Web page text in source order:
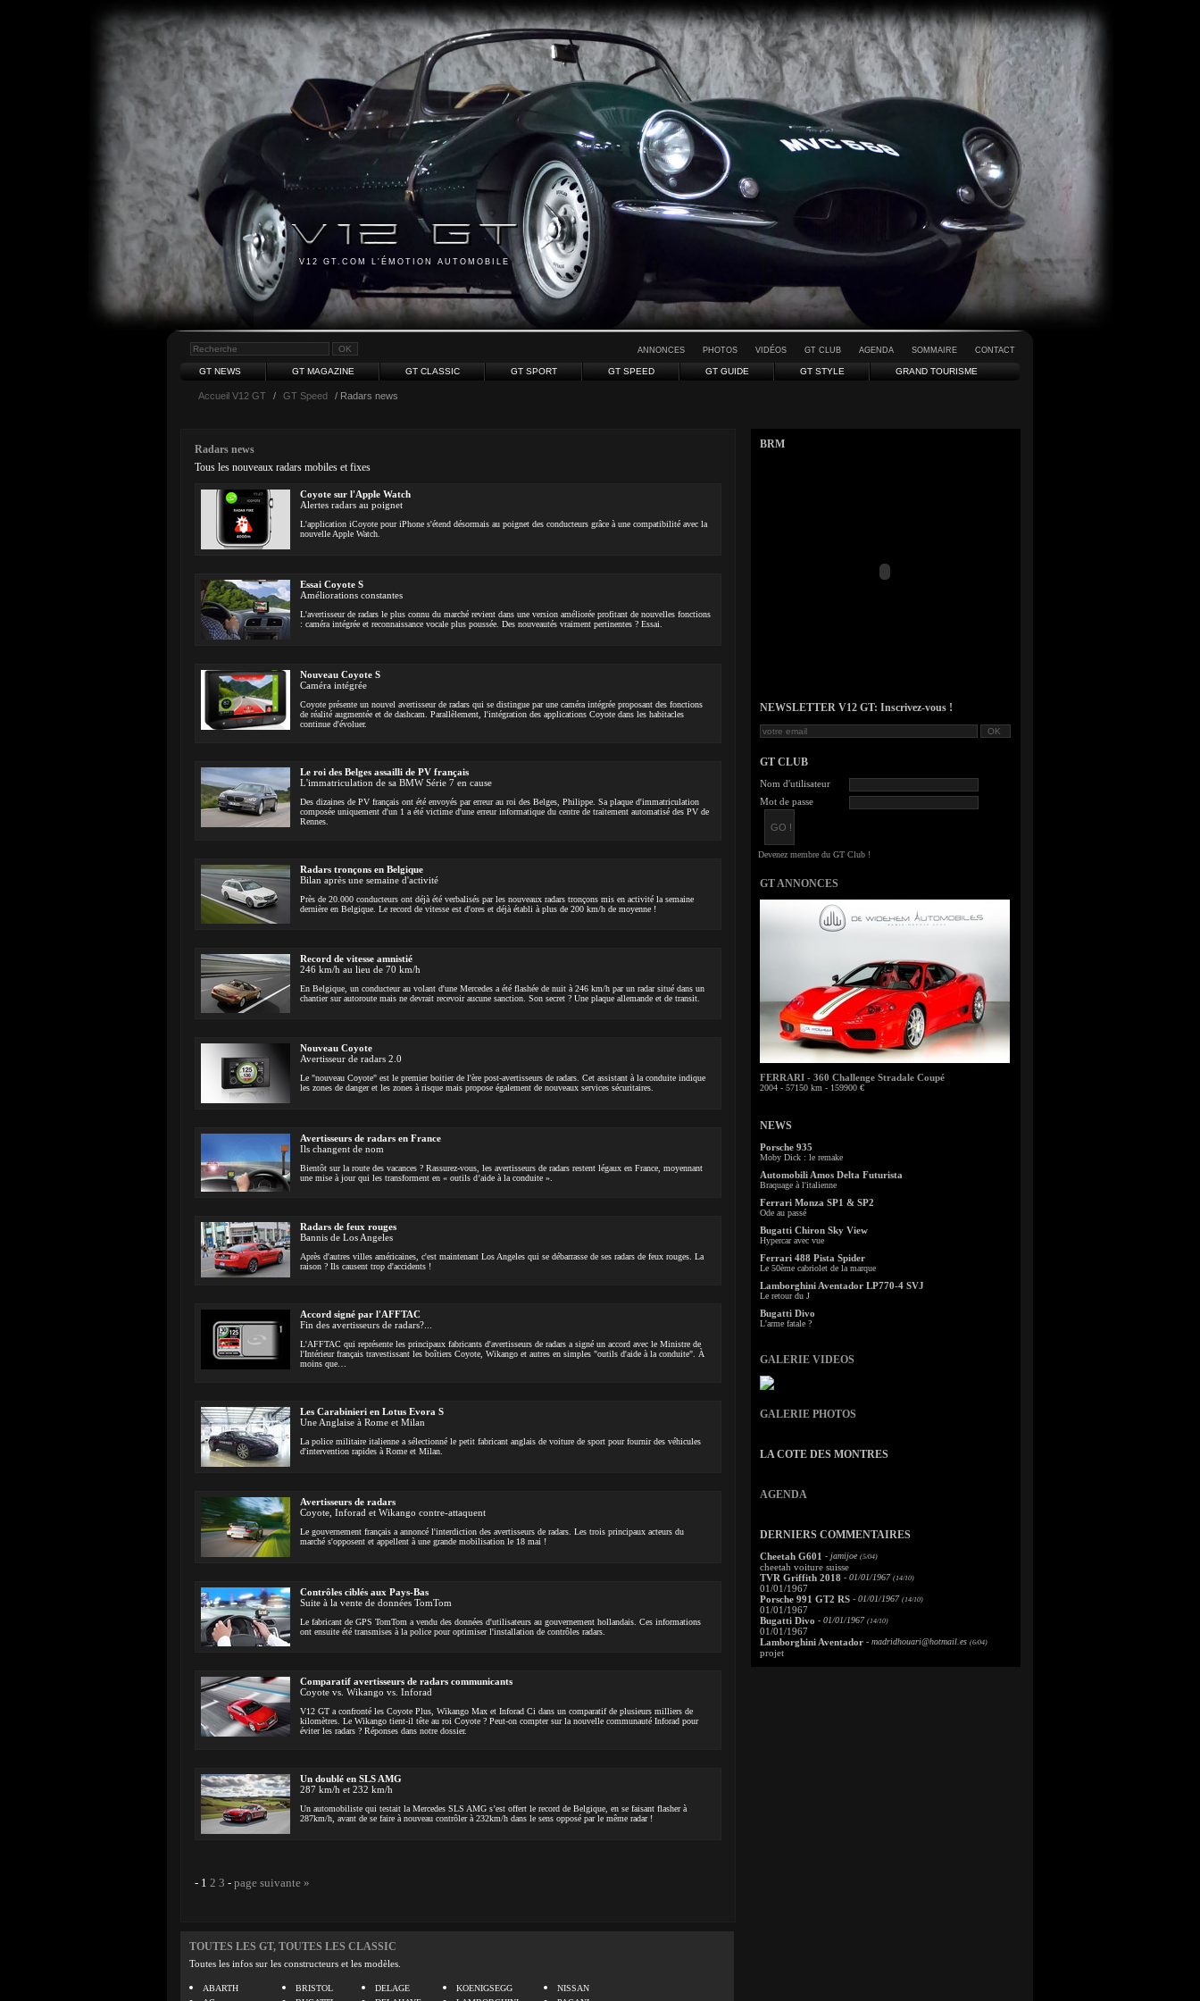
V12 GT.COM L'ÉMOTION AUTOMOBILE
ANNONCES PHOTOS VIDÉOS GT CLUB AGENDA SOMMAIRE CONTACT
GT NEWS GT MAGAZINE GT CLASSIC GT SPORT GT SPEED GT GUIDE GT STYLE GRAND TOURISME
Accueil V12 GT / GT Speed / Radars news
Radars news
Tous les nouveaux radars mobiles et fixes
Coyote sur l'Apple Watch
Alertes radars au poignet
L'application iCoyote pour iPhone s'étend désormais au poignet des conducteurs grâce à une compatibilité avec la
nouvelle Apple Watch.
Essai Coyote S
Améliorations constantes
L'avertisseur de radars le plus connu du marché revient dans une version améliorée profitant de nouvelles fonctions
: caméra intégrée et reconnaissance vocale plus poussée. Des nouveautés vraiment pertinentes ? Essai.
Nouveau Coyote S
Caméra intégrée
Coyote présente un nouvel avertisseur de radars qui se distingue par une caméra intégrée proposant des fonctions
de réalité augmentée et de dashcam. Parallèlement, l'intégration des applications Coyote dans les habitacles
continue d'évoluer.
Le roi des Belges assailli de PV français
L'immatriculation de sa BMW Série 7 en cause
Des dizaines de PV français ont été envoyés par erreur au roi des Belges, Philippe. Sa plaque d'immatriculation
composée uniquement d'un 1 a été victime d'une erreur informatique du centre de traitement automatisé des PV de
Rennes.
Radars tronçons en Belgique
Bilan après une semaine d'activité
Près de 20.000 conducteurs ont déjà été verbalisés par les nouveaux radars tronçons mis en activité la semaine
dernière en Belgique. Le record de vitesse est d'ores et déjà établi à plus de 200 km/h de moyenne !
Record de vitesse amnistié
246 km/h au lieu de 70 km/h
En Belgique, un conducteur au volant d'une Mercedes a été flashée de nuit à 246 km/h par un radar situé dans un
chantier sur autoroute mais ne devrait recevoir aucune sanction. Son secret ? Une plaque allemande et de transit.
Nouveau Coyote
Avertisseur de radars 2.0
Le "nouveau Coyote" est le premier boitier de l'ère post-avertisseurs de radars. Cet assistant à la conduite indique
les zones de danger et les zones à risque mais propose également de nouveaux services sécuritaires.
Avertisseurs de radars en France
Ils changent de nom
Bientôt sur la route des vacances ? Rassurez-vous, les avertisseurs de radars restent légaux en France, moyennant
une mise à jour qui les transforment en « outils d’aide à la conduite ».
Radars de feux rouges
Bannis de Los Angeles
Après d'autres villes américaines, c'est maintenant Los Angeles qui se débarrasse de ses radars de feux rouges. La
raison ? Ils causent trop d'accidents !
Accord signé par l'AFFTAC
Fin des avertisseurs de radars?...
L'AFFTAC qui représente les principaux fabricants d'avertisseurs de radars a signé un accord avec le Ministre de
l'Intérieur français travestissant les boîtiers Coyote, Wikango et autres en simples "outils d'aide à la conduite". À
moins que…
Les Carabinieri en Lotus Evora S
Une Anglaise à Rome et Milan
La police militaire italienne a sélectionné le petit fabricant anglais de voiture de sport pour fournir des véhicules
d'intervention rapides à Rome et Milan.
Avertisseurs de radars
Coyote, Inforad et Wikango contre-attaquent
Le gouvernement français a annoncé l'interdiction des avertisseurs de radars. Les trois principaux acteurs du
marché s'opposent et appellent à une grande mobilisation le 18 mai !
Contrôles ciblés aux Pays-Bas
Suite à la vente de données TomTom
Le fabricant de GPS TomTom a vendu des données d'utilisateurs au gouvernement hollandais. Ces informations
ont ensuite été transmises à la police pour optimiser l'installation de contrôles radars.
Comparatif avertisseurs de radars communicants
Coyote vs. Wikango vs. Inforad
V12 GT a confronté les Coyote Plus, Wikango Max et Inforad Ci dans un comparatif de plusieurs milliers de
kilomètres. Le Wikango tient-il tête au roi Coyote ? Peut-on compter sur la nouvelle communauté Inforad pour
éviter les radars ? Réponses dans notre dossier.
Un doublé en SLS AMG
287 km/h et 232 km/h
Un automobiliste qui testait la Mercedes SLS AMG s’est offert le record de Belgique, en se faisant flasher à
287km/h, avant de se faire à nouveau contrôler à 232km/h dans le sens opposé par le même radar !
- 1 2 3 - page suivante »
TOUTES LES GT, TOUTES LES CLASSIC
Toutes les infos sur les constructeurs et les modèles.
ABARTH
BRISTOL
DELAGE
KOENIGSEGG
NISSAN
BRM
NEWSLETTER V12 GT: Inscrivez-vous !
GT CLUB
Nom d'utilisateur
Mot de passe
GT ANNONCES
FERRARI - 360 Challenge Stradale Coupé
2004 - 57150 km - 159900 €
NEWS
Porsche 935
Moby Dick : le remake
Automobili Amos Delta Futurista
Braquage à l'italienne
Ferrari Monza SP1 & SP2
Ode au passé
Bugatti Chiron Sky View
Hypercar avec vue
Ferrari 488 Pista Spider
Le 50ème cabriolet de la marque
Lamborghini Aventador LP770-4 SVJ
Le retour du J
Bugatti Divo
L'arme fatale ?
GALERIE VIDEOS
GALERIE PHOTOS
LA COTE DES MONTRES
AGENDA
DERNIERS COMMENTAIRES
Cheetah G601 - jamijoe (5/04)
cheetah voiture suisse
TVR Griffith 2018 - 01/01/1967 (14/10)
01/01/1967
Porsche 991 GT2 RS - 01/01/1967 (14/10)
01/01/1967
Bugatti Divo - 01/01/1967 (14/10)
01/01/1967
Lamborghini Aventador - madridhouari@hotmail.es (6/04)
projet